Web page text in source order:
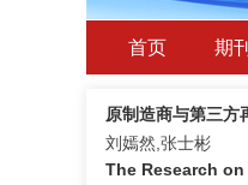
首页 期
原制造商与第三方
刘嫣然,张士彬
The Research